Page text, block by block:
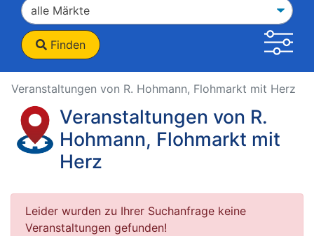
Finden
Veranstaltungen von R. Hohmann, Flohmarkt mit Herz
Veranstaltungen von R.
Hohmann, Flohmarkt mit
Herz
Leider wurden zu Ihrer Suchanfrage keine
Veranstaltungen gefunden!